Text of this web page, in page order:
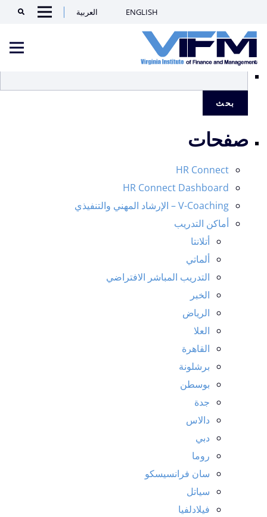
ENGLISH العربية
دالاس عرض ⁦2⁩ من كل النتائج
البحث
عن:
صفحات
HR Connect
HR Connect Dashboard
V-Coaching – الإرشاد المهني والتنفيذي
أماكن التدريب
أتلانتا
ألماتي
التدريب المباشر الافتراضي
الخبر
الرياض
العلا
القاهرة
برشلونة
بوسطن
جدة
دالاس
دبي
روما
سان فرانسيسكو
سياتل
فيلادلفيا